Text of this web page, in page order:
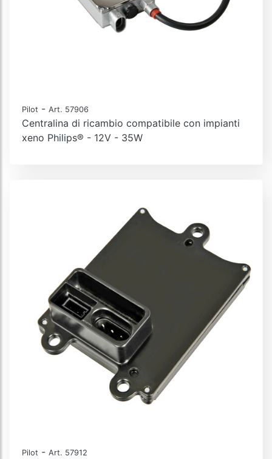
Pilot - Art. 57906
Centralina di ricambio compatibile con impianti
xeno Philips® - 12V - 35W
Pilot - Art. 57912